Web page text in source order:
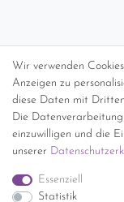
Wir verwenden
Anzeigen zu
diese Daten mit
Die
einzuwilligen und die
unserer
Essenziell
Statistik